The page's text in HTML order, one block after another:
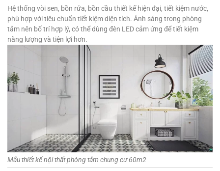
Hệ thống vòi sen, bồn rửa, bồn cầu thiết kế hiện đại, tiết kiệm nước,
phù hợp với tiêu chuẩn tiết kiệm diện tích. Ánh sáng trong phòng
tắm nên bố trí hợp lý, có thể dùng đèn LED cảm ứng để tiết kiệm
năng lượng và tiện lợi hơn.
Mẫu thiết kế nội thất phòng tắm chung cư 60m2